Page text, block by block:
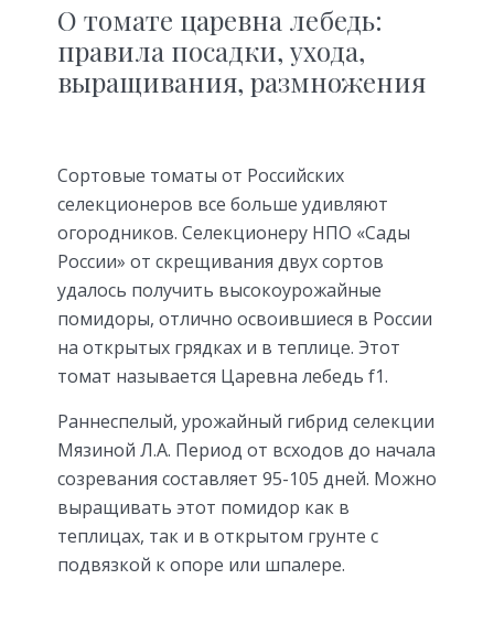
О томате царевна лебедь:
правила посадки, ухода,
выращивания, размножения
Сортовые томаты от Российских
селекционеров все больше удивляют
огородников. Селекционеру НПО «Сады
России» от скрещивания двух сортов
удалось получить высокоурожайные
помидоры, отлично освоившиеся в России
на открытых грядках и в теплице. Этот
томат называется Царевна лебедь f1.
Раннеспелый, урожайный гибрид селекции
Мязиной Л.А. Период от всходов до начала
созревания составляет 95-105 дней. Можно
выращивать этот помидор как в
теплицах, так и в открытом грунте с
подвязкой к опоре или шпалере.